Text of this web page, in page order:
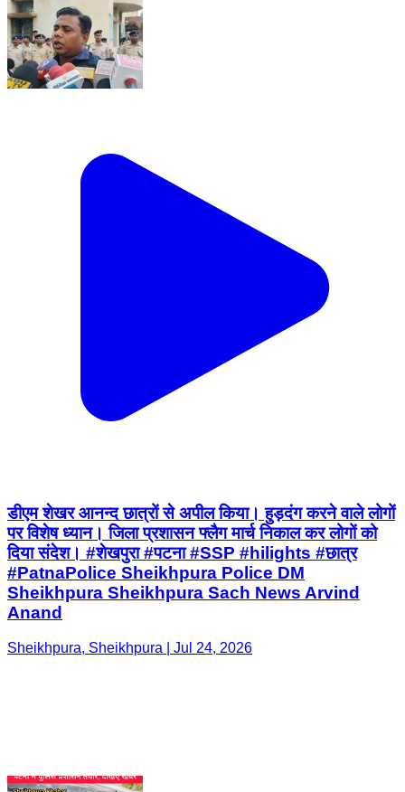
डीएम शेखर आनन्द छात्रों से अपील किया। हुड़दंग करने वाले लोगों
पर विशेष ध्यान। जिला प्रशासन फ्लैग मार्च निकाल कर लोगों को
दिया संदेश। #शेखपुरा #पटना #SSP #hilights #छात्र
#PatnaPolice Sheikhpura Police DM
Sheikhpura Sheikhpura Sach News Arvind
Anand
Sheikhpura, Sheikhpura | Jul 24, 2026